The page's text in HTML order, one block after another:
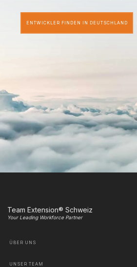
ENTWICKLER FINDEN IN DEUTSCHLAND
Team Extension® Schweiz
Your Leading Workforce Partner
ÜBER UNS
UNSER TEAM